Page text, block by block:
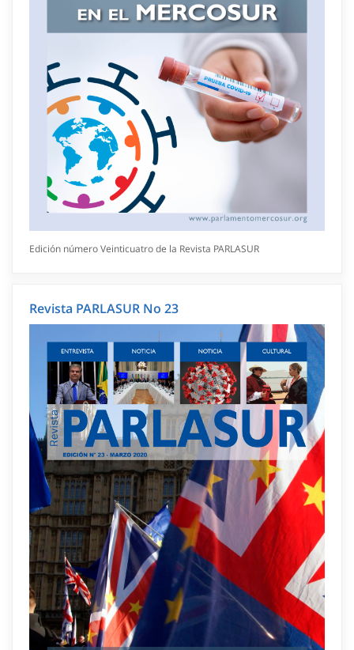
Edición número Veinticuatro de la Revista PARLASUR
Revista PARLASUR No 23